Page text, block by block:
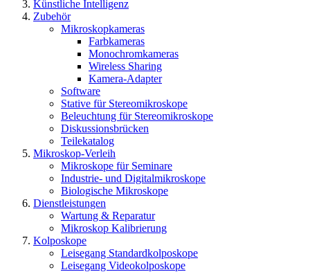
Künstliche Intelligenz
Zubehör
Mikroskopkameras
Farbkameras
Monochromkameras
Wireless Sharing
Kamera-Adapter
Software
Stative für Stereomikroskope
Beleuchtung für Stereomikroskope
Diskussionsbrücken
Teilekatalog
Mikroskop-Verleih
Mikroskope für Seminare
Industrie- und Digitalmikroskope
Biologische Mikroskope
Dienstleistungen
Wartung & Reparatur
Mikroskop Kalibrierung
Kolposkope
Leisegang Standardkolposkope
Leisegang Videokolposkope